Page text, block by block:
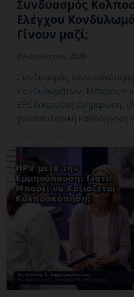
Συνδυασμός
Ελέγχου
Γίνουν μαζί;
Συνδυασμός
Κονδυλωμάτων: Μπορούν
Εξειδικευμένη ενημέρωση,
γυναικολογική καθοδήγηση